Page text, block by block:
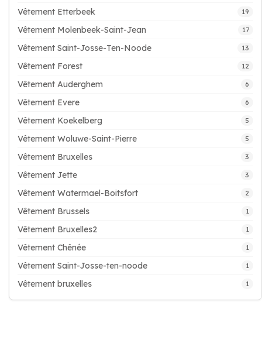
Vêtement Etterbeek 19
Vêtement Molenbeek-Saint-Jean 17
Vêtement Saint-Josse-Ten-Noode 13
Vêtement Forest 12
Vêtement Auderghem 6
Vêtement Evere 6
Vêtement Koekelberg 5
Vêtement Woluwe-Saint-Pierre 5
Vêtement Bruxelles 3
Vêtement Jette 3
Vêtement Watermael-Boitsfort 2
Vêtement Brussels 1
Vêtement Bruxelles2 1
Vêtement Chênée 1
Vêtement Saint-Josse-ten-noode 1
Vêtement bruxelles 1